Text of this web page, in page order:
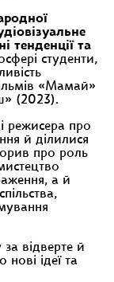
тенденції та
студенти,
«Мамай»
(2023).
режисера про
й ділилися
про роль
а й
відверте й
нові ідеї та